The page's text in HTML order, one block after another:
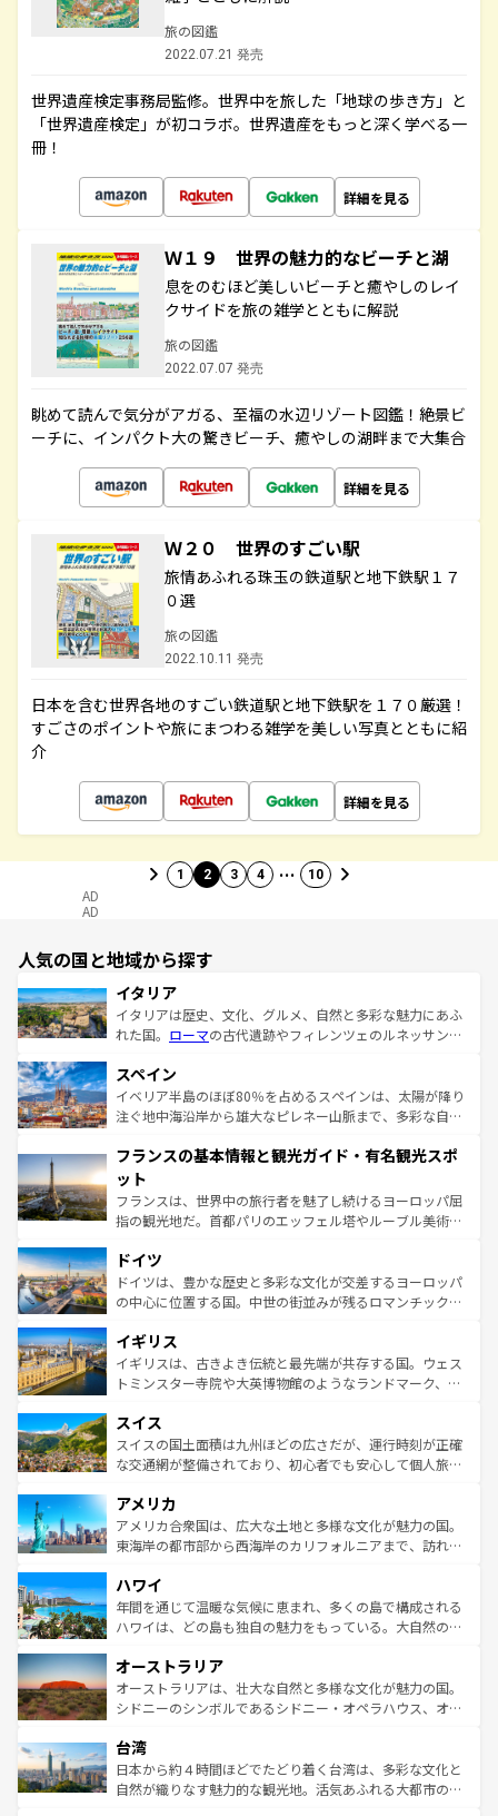
旅の図鑑
2022.07.21 発売
世界遺産検定事務局監修。世界中を旅した「地球の歩き方」と
「世界遺産検定」が初コラボ。世界遺産をもっと深く学べる一
冊！
詳細を見る
Ｗ１９ 世界の魅力的なビーチと湖
息をのむほど美しいビーチと癒やしのレイ
クサイドを旅の雑学とともに解説
旅の図鑑
2022.07.07 発売
眺めて読んで気分がアガる、至福の水辺リゾート図鑑！絶景ビ
ーチに、インパクト大の驚きビーチ、癒やしの湖畔まで大集合
詳細を見る
Ｗ２０ 世界のすごい駅
旅情あふれる珠玉の鉄道駅と地下鉄駅１７
０選
旅の図鑑
2022.10.11 発売
日本を含む世界各地のすごい鉄道駅と地下鉄駅を１７０厳選！
すごさのポイントや旅にまつわる雑学を美しい写真とともに紹
介
詳細を見る
1 2 3 4 … 10
AD
AD
人気の国と地域から探す
イタリア
イタリアは歴史、文化、グルメ、自然と多彩な魅力にあふ
れた国。 ローマの古代遺跡やフィレンツェのルネッサンス
ろん、トスカーナの美しい田園風景やアマルフィ海岸の絶
景など、自然景観も見逃せない。観光の合間には、本場の
ピザやパスタなど、絶品のイタリア料理を堪能することも
ませてくれるイタリアで、忘れられない旅をしてみよう！
なお、新着のイタリア情報は
しい。
スペイン
イベリア半島のほぼ80％を占めるスペインは、太陽が降り
注ぐ地中海沿岸から雄大なピレネー山脈まで、多彩な自然
文化が根付くこの国では、情熱的なフラメンコ、熱気あふ
れる闘牛、そして美味しいタパスが生活の一部となってい
る。首都マドリードの洗練された雰囲気や、バルセロナの
アートに溢れた街角から、地方では古代ローマ遺跡や中世
せる。地方によって風土や気候が異なるスペインはその個
性で訪れる人を魅了する。 なお、新着のスペイン情報は コ
ンテンツ一覧を参照してほしい。
フランスの基本情報と観光ガイド・有名観光スポ
ット
フランスは、世界中の旅行者を魅了し続けるヨーロッパ屈
指の観光地だ。首都パリのエッフェル塔やルーブル美術館
で、幅広い魅力が詰まっている。華麗な宮殿、歴史的な大
聖堂、美しいビーチ、そして豊かな自然が、訪れる者を心
から魅了する。また、フランスは美食の国としても知ら
いる。シャンパンの発祥地であるランス、プロヴァンスの
香り高いラベンダー畑など、多彩な楽しみ方が可能だ。さ
らに、パリ以外の地域にも魅力が溢れており、どの街角に
れる地方に足を運ぶとそれぞれで全く異なる文化を体験で
きるだろう。 なお、新着のフランス情報はコンテンツ一覧
を参照してほしい。
ドイツ
ドイツは、豊かな歴史と多彩な文化が交差するヨーロッパ
の中心に位置する国。中世の街並みが残るロマンチック街
顔を持つこの国は、どこを歩いても飽きることがない。ベ
ルリンの文化的活気、バイエルン州のアルプスの絶景、そ
してライン川沿いのワイン畑といった風景は必見。ビール
は、お酒好きな人にはぜひ体験してほしい。 なお、新着の
ドイツ情報はコンテンツ一覧を参照してほしい。
イギリス
イギリスは、古きよき伝統と最先端が共存する国。ウェス
トミンスター寺院や大英博物館のようなランドマーク、歴
リアごとに異なる魅力がある。また、優雅なアフタヌーン
ティー、ビール好きにはたまらない英国パブ、サッカー観
戦など、本場だからこそできる体験も豊富。イギリスを旅
ンツ一覧を参照してほしい。
スイス
スイスの国土面積は九州ほどの広さだが、運行時刻が正確
な交通網が整備されており、初心者でも安心して個人旅行
の建物がそのまま残る町や、スイスならではのユニークな
博物館もあり、アルプス観光だけでなく町歩きも満喫する
ことができる。国民の所得が高いため物価も高いが、旅行
ば市内交通費無料で観光を楽しむこともできる。 なお、新
着のスイス情報はコンテンツ一覧 を参照してほしい。
アメリカ
アメリカ合衆国は、広大な土地と多様な文化が魅力の国。
東海岸の都市部から西海岸のカリフォルニアまで、訪れる
のような巨大都市は、観光、ショッピング、エンターテイ
ンメントが詰まった刺激的なスポットだ。一方、アメリカ
西部には大自然が広がり、グランドキャニオンやイエロー
部のニューオーリンズでは、音楽と美食が融合した独特の
文化が魅力。旅行者はアメリカの各地域で異なる魅力を楽
しみながら、その多様性と豊かな歴史を感じることができ
ならではの贅沢な旅のスタイルだ。 なお、新着のアメリカ
情報はコンテンツ一覧を参照してほしい。
ハワイ
年間を通じて温暖な気候に恵まれ、多くの島で構成される
ハワイは、どの島も独自の魅力をもっている。大自然の神
ワイ島は見逃せない。また、定番の観光地といえばオアフ
島だが、静かな自然を求めるならマウイ島やカウアイ島が
おすすめ。エメラルドグリーンに輝く海をはじめ、豊かな
れるおもてなしの心で訪れる人々を迎えてくれるハワイの
人々、おいしいローカルフードやハワイアンミュージッ
ク、伝統的なフラダンスなど、すべてがハワイの魅力を彩
オーストラリア
オーストラリアは、壮大な自然と多様な文化が魅力の国。
シドニーのシンボルであるシドニー・オペラハウス、オー
リアリーフや大陸中央部にそびえるウルル（エアーズロッ
ク）、タスマニアの美しい原生林やケアンズの熱帯雨林な
ど、見どころがたくさん。また、カフェやワイン、オージ
台湾
日本から約４時間ほどでたどり着く台湾は、多彩な文化と
自然が織りなす魅力的な観光地。活気あふれる大都市の台